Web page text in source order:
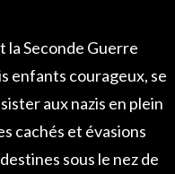
la Seconde Guerre
enfants courageux, se
aux nazis en plein
cachés et évasions
sous le nez de